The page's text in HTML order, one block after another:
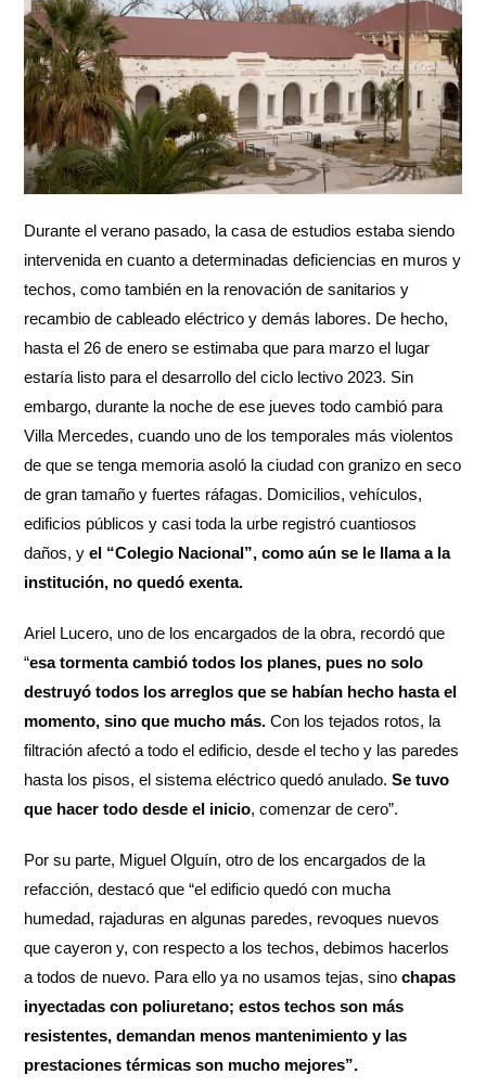
Durante el verano pasado, la casa de estudios estaba siendo
intervenida en cuanto a determinadas deficiencias en muros y
techos, como también en la renovación de sanitarios y
recambio de cableado eléctrico y demás labores. De hecho,
hasta el 26 de enero se estimaba que para marzo el lugar
estaría listo para el desarrollo del ciclo lectivo 2023. Sin
embargo, durante la noche de ese jueves todo cambió para
Villa Mercedes, cuando uno de los temporales más violentos
de que se tenga memoria asoló la ciudad con granizo en seco
de gran tamaño y fuertes ráfagas. Domicilios, vehículos,
edificios públicos y casi toda la urbe registró cuantiosos
daños, yel “Colegio Nacional”, como aún se le llama a la
institución, no quedó exenta.
Ariel Lucero, uno de los encargados de la obra, recordó que
“esa tormenta cambió todos los planes, pues no solo
destruyó todos los arreglos que se habían hecho hasta el
momento, sino que mucho más. Con los tejados rotos, la
filtración afectó a todo el edificio, desde el techo y las paredes
hasta los pisos, el sistema eléctrico quedó anulado.Se tuvo
que hacer todo desde el inicio, comenzar de cero”.
Por su parte, Miguel Olguín, otro de los encargados de la
refacción, destacó que “el edificio quedó con mucha
humedad, rajaduras en algunas paredes, revoques nuevos
que cayeron y, con respecto a los techos, debimos hacerlos
a todos de nuevo. Para ello ya no usamos tejas, sino chapas
inyectadas con poliuretano; estos techos son más
resistentes, demandan menos mantenimiento y las
prestaciones térmicas son mucho mejores”.